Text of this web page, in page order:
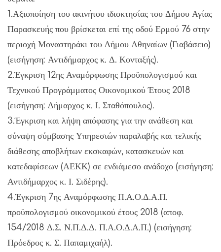
1.Αξιοποίηση του ακινήτου ιδιοκτησίας του Δήμου Αγίας
Παρασκευής που βρίσκεται επί της οδού Ερμού 76 στην
περιοχή Μοναστηράκι του Δήμου Αθηναίων (Γιαβάσειο)
(εισήγηση: Αντιδήμαρχος κ. Δ. Κονταξής).
2.Έγκριση 12ης Αναμόρφωσης Προϋπολογισμού και
Τεχνικού Προγράμματος Οικονομικού Έτους 2018
(εισήγηση: Δήμαρχος κ. Ι. Σταθόπουλος).
3.Έγκριση και λήψη απόφασης για την ανάθεση και
σύναψη σύμβασης Υπηρεσιών παραλαβής και τελικής
διάθεσης αποβλήτων εκσκαφών, κατασκευών και
κατεδαφίσεων (ΑΕΚΚ) σε ενδιάμεσο ανάδοχο (εισήγηση:
Αντιδήμαρχος κ. Ι. Σιδέρης).
4.Έγκριση 7ης Αναμόρφωσης Π.Α.Ο.Δ.Α.Π.
προϋπολογισμού οικονομικού έτους 2018 (αποφ.
154/2018 Δ.Σ. Ν.Π.Δ.Δ. Π.Α.Ο.Δ.Α.Π.) (εισήγηση:
Πρόεδρος κ. Σ. Παπαμιχαήλ).